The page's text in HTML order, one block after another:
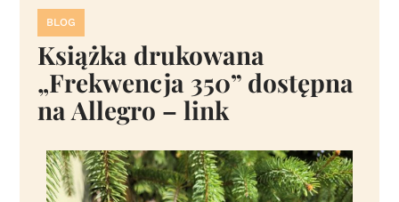
BLOG
Książka drukowana
„Frekwencja 350” dostępna
na Allegro – link